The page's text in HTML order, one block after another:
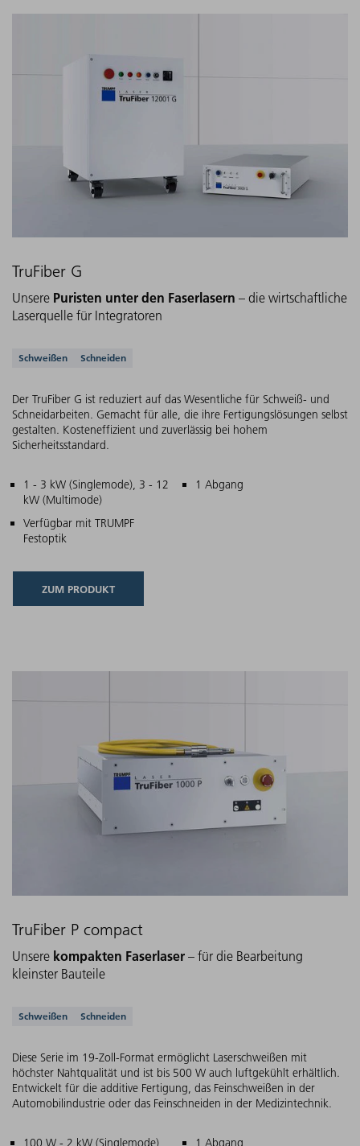
TruFiber G
Unsere Puristen unter den Faserlasern – die wirtschaftliche
Laserquelle für Integratoren
Unterstützte Anwendungen
Schweißen Schneiden
Der TruFiber G ist reduziert auf das Wesentliche für Schweiß- und
Schneidarbeiten. Gemacht für alle, die ihre Fertigungslösungen selbst
gestalten. Kosteneffizient und zuverlässig bei hohem
Sicherheitsstandard.
Hauptmerkmale
1 - 3 kW (Singlemode), 3 - 12
kW (Multimode)
1 Abgang
Verfügbar mit TRUMPF
Festoptik
ZUM PRODUKT
TruFiber P compact
Unsere kompakten Faserlaser – für die Bearbeitung
kleinster Bauteile
Unterstützte Anwendungen
Schweißen Schneiden
Diese Serie im 19-Zoll-Format ermöglicht Laserschweißen mit
höchster Nahtqualität und ist bis 500 W auch luftgekühlt erhältlich.
Entwickelt für die additive Fertigung, das Feinschweißen in der
Automobilindustrie oder das Feinschneiden in der Medizintechnik.
100 W - 2 kW (Singlemode),
1 Abgang